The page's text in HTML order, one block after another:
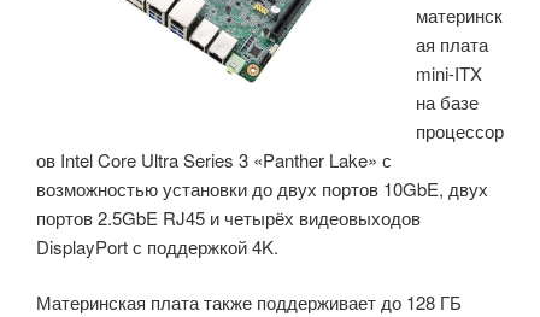
материнск
ая плата
mini-ITX
на базе
процессор
ов Intel Core Ultra Series 3 «Panther Lake» с
возможностью установки до двух портов 10GbE, двух
портов 2.5GbE RJ45 и четырёх видеовыходов
DisplayPort с поддержкой 4K.
Материнская плата также поддерживает до 128 ГБ